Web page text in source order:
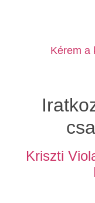
Kérem a
Kriszti